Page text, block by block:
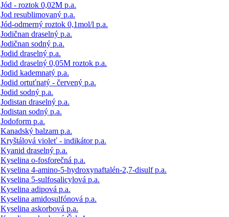
Jód - roztok 0,02M p.a.
Jod resublimovaný p.a.
Jód-odmerný roztok 0,1mol/l p.a.
Jodičnan draselný p.a.
Jodičnan sodný p.a.
Jodid draselný p.a.
Jodid draselný 0,05M roztok p.a.
Jodid kademnatý p.a.
Jodid ortuťnatý - červený p.a.
Jodid sodný p.a.
Jodistan draselný p.a.
Jodistan sodný p.a.
Jodoform p.a.
Kanadský balzam p.a.
Kryštálová violeť - indikátor p.a.
Kyanid draselný p.a.
Kyselina o-fosforečná p.a.
Kyselina 4-amino-5-hydroxynaftalén-2,7-disulf p.a.
Kyselina 5-sulfosalicylová p.a.
Kyselina adipová p.a.
Kyselina amidosulfónová p.a.
Kyselina askorbová p.a.